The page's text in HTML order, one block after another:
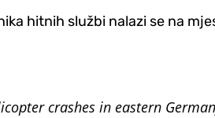
hitnih službi nalazi se na
crashes in eastern